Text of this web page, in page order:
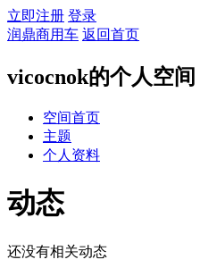
立即注册 登录
润鼎商用车 返回首页
vicocnok的个人空间
空间首页
主题
个人资料
动态
还没有相关动态